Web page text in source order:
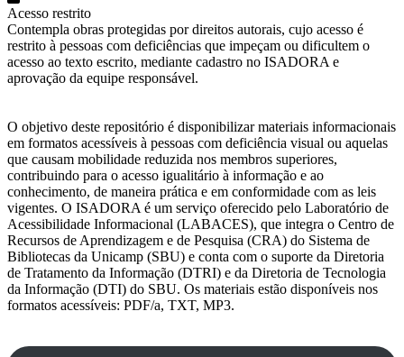
Acesso restrito
Contempla obras protegidas por direitos autorais, cujo acesso é
restrito à pessoas com deficiências que impeçam ou dificultem o
acesso ao texto escrito, mediante cadastro no ISADORA e
aprovação da equipe responsável.
O objetivo deste repositório é disponibilizar materiais informacionais
em formatos acessíveis à pessoas com deficiência visual ou aquelas
que causam mobilidade reduzida nos membros superiores,
contribuindo para o acesso igualitário à informação e ao
conhecimento, de maneira prática e em conformidade com as leis
vigentes. O ISADORA é um serviço oferecido pelo Laboratório de
Acessibilidade Informacional (LABACES), que integra o Centro de
Recursos de Aprendizagem e de Pesquisa (CRA) do Sistema de
Bibliotecas da Unicamp (SBU) e conta com o suporte da Diretoria
de Tratamento da Informação (DTRI) e da Diretoria de Tecnologia
da Informação (DTI) do SBU. Os materiais estão disponíveis nos
formatos acessíveis: PDF/a, TXT, MP3.